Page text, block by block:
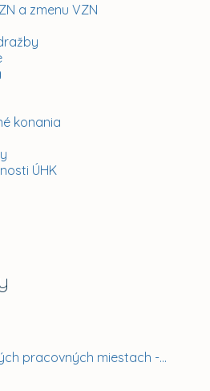
a zmenu VZN
konania
ÚHK
pracovných miestach -...